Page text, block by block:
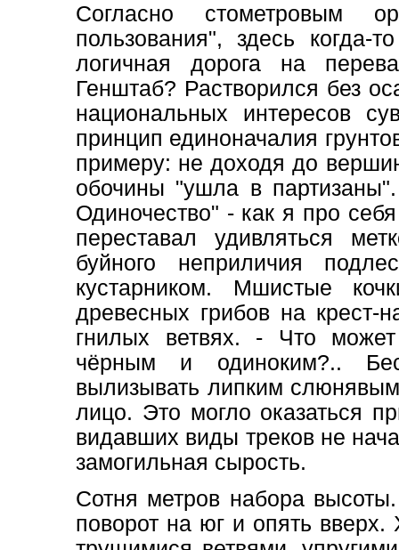
Согласно стометровым
пользования", здесь когда-
логичная дорога на
Генштаб? Растворился без
национальных интересов
принцип единоначалия
примеру: не доходя до
обочины "ушла в
Одиночество" - как я про
переставал удивляться
буйного неприличия
кустарником. Мшистые
древесных грибов на крест-
гнилых ветвях. - Что
чёрным и одиноким?..
вылизывать липким
лицо. Это могло оказаться
видавших виды треков не
замогильная сырость.
Сотня метров набора
поворот на юг и опять